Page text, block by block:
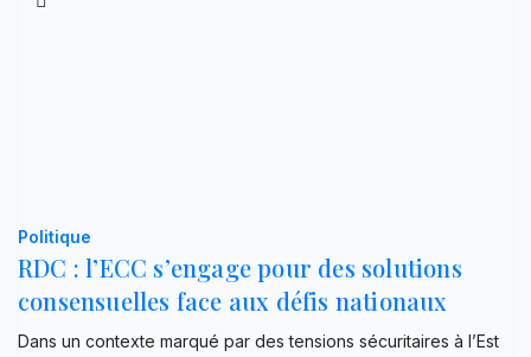
Politique
RDC : l’ECC s’engage pour des solutions
consensuelles face aux défis nationaux
Dans un contexte marqué par des tensions sécuritaires à l’Est